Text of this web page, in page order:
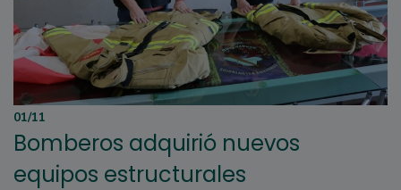
01/11
Bomberos adquirió nuevos
equipos estructurales